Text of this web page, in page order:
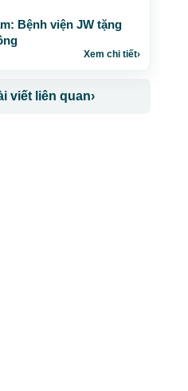
Bệnh viện JW tặng
Xem chi tiết›
viết liên quan›